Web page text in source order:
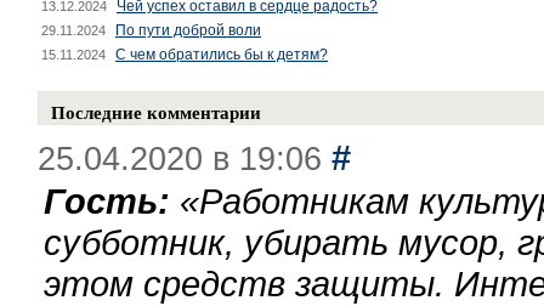
13.12.2024 Чей успех оставил в сердце радость?
29.11.2024 По пути доброй воли
15.11.2024 С чем обратились бы к детям?
Последние комментарии
25.04.2020 в 19:06 #
Гость: «Работникам
субботник, убирать мусор,
этом средств защиты.